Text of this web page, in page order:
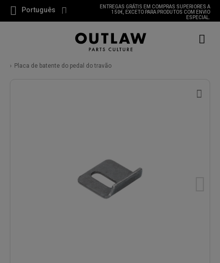
Português
ENTREGAS GRÁTIS EM COMPRAS SUPERIORES A
150€, EXCETO PARA PRODUTOS COM ENVIO
ESPECIAL.
Placa de batente do pedal do travão